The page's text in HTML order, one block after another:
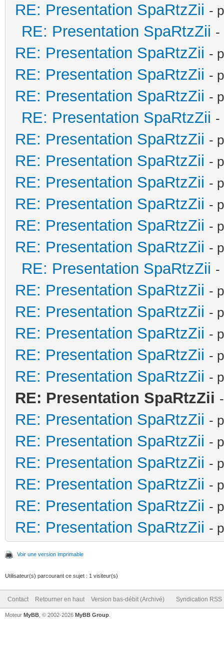
RE: Presentation SpaRtzZii -
RE: Presentation SpaRtzZii -
RE: Presentation SpaRtzZii -
RE: Presentation SpaRtzZii -
RE: Presentation SpaRtzZii -
RE: Presentation SpaRtzZii -
RE: Presentation SpaRtzZii -
RE: Presentation SpaRtzZii -
RE: Presentation SpaRtzZii -
RE: Presentation SpaRtzZii -
RE: Presentation SpaRtzZii -
RE: Presentation SpaRtzZii -
RE: Presentation SpaRtzZii -
RE: Presentation SpaRtzZii -
RE: Presentation SpaRtzZii -
RE: Presentation SpaRtzZii -
RE: Presentation SpaRtzZii -
RE: Presentation SpaRtzZii -
RE: Presentation SpaRtzZii
RE: Presentation SpaRtzZii -
RE: Presentation SpaRtzZii -
RE: Presentation SpaRtzZii -
RE: Presentation SpaRtzZii -
RE: Presentation SpaRtzZii -
RE: Presentation SpaRtzZii -
Voir une version imprimable
Utilisateur(s) parcourant ce sujet : 1 visiteur(s)
Contact Retourner en haut Version bas-débit (Archivé) Syndication RSS
Moteur MyBB , © 2002-2026 MyBB Group